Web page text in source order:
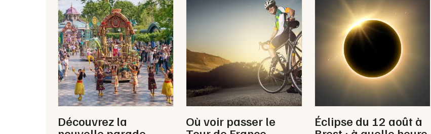
Découvrez la
Où voir passer le
Éclipse du 12 août à